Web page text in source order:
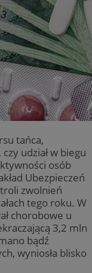
tańca,
udział w biegu
osób
Ubezpieczeń
zwolnień
tego roku. W
chorobowe u
3,2 mln
bądź
wyniosła blisko